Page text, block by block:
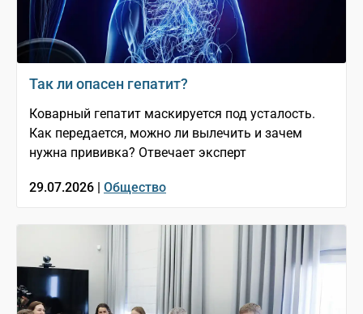
Так ли опасен гепатит?
Коварный гепатит маскируется под усталость.
Как передается, можно ли вылечить и зачем
нужна прививка? Отвечает эксперт
29.07.2026 | Общество